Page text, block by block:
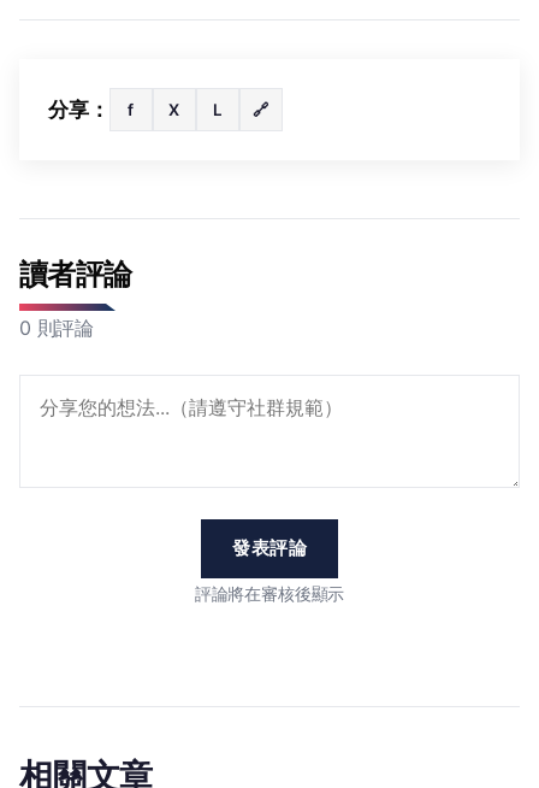
分享： f X L 🔗
讀者評論
0 則評論
發表評論
評論將在審核後顯示
相關文章